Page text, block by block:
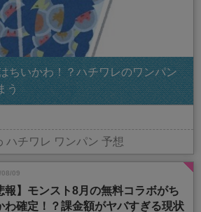
ちいかわ！？ハチワレのワンパン
う
ハチワレ ワンパン 予想
08/09
報】モンスト8月の無料コラボがち
わ確定！？課金額がヤバすぎる現状